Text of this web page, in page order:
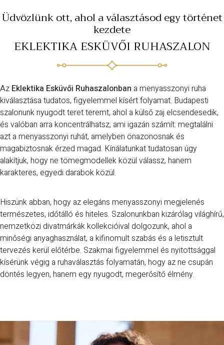
Üdvözlünk ott, ahol a választásod egy történet
kezdete
EKLEKTIKA ESKÜVŐI RUHASZALON
Az Eklektika Esküvői Ruhaszalonban a menyasszonyi ruha
kiválasztása tudatos, figyelemmel kísért folyamat. Budapesti
szalonunk nyugodt teret teremt, ahol a külső zaj elcsendesedik,
és valóban arra koncentrálhatsz, ami igazán számít: megtalálni
azt a menyasszonyi ruhát, amelyben önazonosnak és
magabiztosnak érzed magad. Kínálatunkat tudatosan úgy
alakítjuk, hogy ne tömegmodellek közül válassz, hanem
karakteres, egyedi darabok közül.
Hiszünk abban, hogy az elegáns menyasszonyi megjelenés
természetes, időtálló és hiteles. Szalonunkban kizárólag világhírű,
nemzetközi divatmárkák kollekcióival dolgozunk, ahol a
minőségi anyaghasználat, a kifinomult szabás és a letisztult
tervezés kerül előtérbe. Szakmai figyelemmel és nyitottsággal
kísérünk végig a ruhaválasztás folyamatán, hogy az ne csupán
döntés legyen, hanem egy nyugodt, megerősítő élmény.